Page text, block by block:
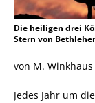
Die heiligen drei
Stern von
von M. Winkhaus
Jedes Jahr um